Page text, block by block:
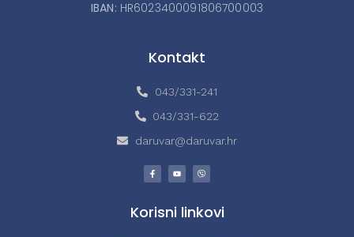
IBAN: HR6023400091806700003
Kontakt
043/331-241
043/331-622
daruvar@daruvar.hr
Korisni linkovi